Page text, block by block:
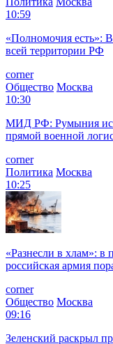
10:59
«Полномочия есть»:
всей территории РФ
corner
Общество Москва
10:30
МИД РФ: Румыния
прямой военной
corner
Политика Москва
10:25
«Разнесли в хлам»: в
российская армия
corner
Общество Москва
09:16
Зеленский раскрыл